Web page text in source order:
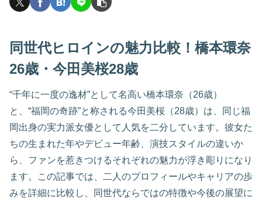
同世代ヒロインの魅力比較！橋本環奈
26歳・今田美桜28歳
“千年に一度の逸材”として名高い橋本環奈（26歳）
と、“福岡の奇跡”と称される今田美桜（28歳）は、同じ福
岡出身の実力派女優として人気を二分しています。彼女た
ちの生まれた年やデビュー年齢、演技スタイルの違いか
ら、ファンを惹きつけるそれぞれの魅力が浮き彫りになり
ます。この記事では、二人のプロフィールやキャリアの歩
みを詳細に比較し、同世代ならではの特徴や今後の展望に